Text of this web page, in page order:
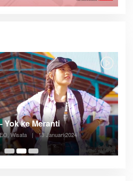
05:08
Semua Siklus Hidup
VIDEO 27 Desember 2023